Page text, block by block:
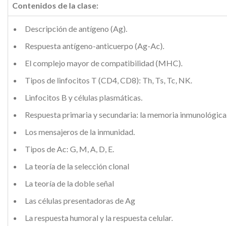
Contenidos de la clase:
Descripción de antígeno (Ag).
Respuesta antígeno-anticuerpo (Ag-Ac).
El complejo mayor de compatibilidad (MHC).
Tipos de linfocitos T (CD4, CD8): Th, Ts, Tc, NK.
Linfocitos B y células plasmáticas.
Respuesta primaria y secundaria: la memoria
Los mensajeros de la inmunidad.
Tipos de Ac: G, M, A, D, E.
La teoría de la selección clonal
La teoría de la doble señal
Las células presentadoras de Ag
La respuesta humoral y la respuesta celular.